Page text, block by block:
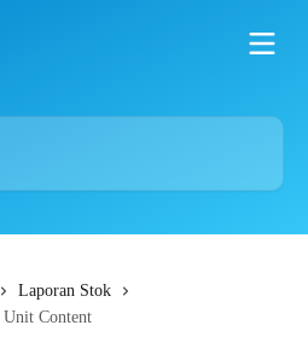
Laporan Stok
Unit Content